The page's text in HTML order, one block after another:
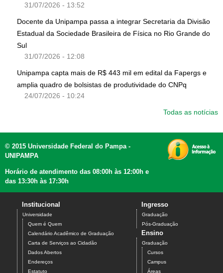
31/07/2026 - 13:52
Docente da Unipampa passa a integrar Secretaria da Divisão
Estadual da Sociedade Brasileira de Física no Rio Grande do
Sul
31/07/2026 - 12:08
Unipampa capta mais de R$ 443 mil em edital da Fapergs e
amplia quadro de bolsistas de produtividade do CNPq
24/07/2026 - 10:24
Todas as notícias
© 2015 Universidade Federal do Pampa -
UNIPAMPA
Horário de atendimento das 08:00h às 12:00h e
das 13:30h às 17:30h
Institucional
Universidade
Quem é Quem
Calendário Acadêmico de Graduação
Carta de Serviços ao Cidadão
Dados Abertos
Endereços
Estatuto
Ingresso
Graduação
Pós-Graduação
Ensino
Graduação
Cursos
Campus
Áreas